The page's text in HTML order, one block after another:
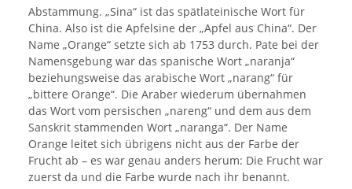
Abstammung. „Sina“ ist das spätlateinische Wort für
China. Also ist die Apfelsine der „Apfel aus China“. Der
Name „Orange“ setzte sich ab 1753 durch. Pate bei der
Namensgebung war das spanische Wort „naranja“
beziehungsweise das arabische Wort „narang“ für
„bittere Orange“. Die Araber wiederum übernahmen
das Wort vom persischen „nareng“ und dem aus dem
Sanskrit stammenden Wort „naranga“. Der Name
Orange leitet sich übrigens nicht aus der Farbe der
Frucht ab – es war genau anders herum: Die Frucht war
zuerst da und die Farbe wurde nach ihr benannt.